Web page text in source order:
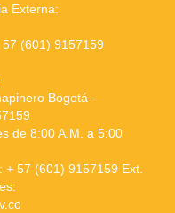
Externa:
(601) 9157159
Bogotá -
de 8:00 A.M. a 5:00
57 (601) 9157159 Ext.